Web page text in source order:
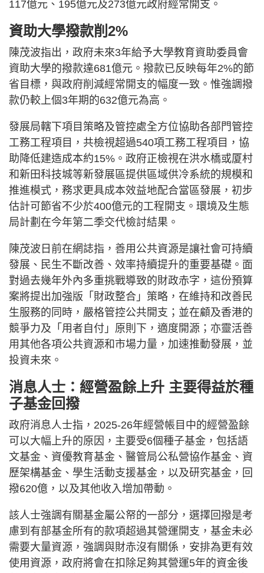
117億元、195億元及273億元政府經常開支。
資助大學撥款削2%
陳茂波指出，政府未來3年給予大學教育資助委員會
資助大學的撥款達681億元。撥款已反映每年2%的節
省目標，與政府削減經常開支的幅度一致。惟強調撥
款仍較上個3年期的632億元為高。
發展局轄下項目策略及管控處全方位協助各部門管控
工務工程項目，共檢視超過540項工務工程項目，協
助降低建造成本約15%。政府正檢視在洪水橋或厦村
和新田科技城等新發展區提供區域供冷系統的規模和
推進模式，務求更具成本效益地配合當區發展，初步
估計可節省不少於400億元的工程開支。環境及生態
局計劃在今年第二季交代檢討結果。
陳茂波日前在網誌指，善用公共資源是讓社會可持續
發展、民生不斷改善、效率持續提升的重要基礎。面
對過去幾年外內多重挑戰導致的財政赤字，這份預算
案將提出加強版「財政整合」策略，在維持和改善民
生服務的同時，嚴格管控公共開支；並在顧及香港的
競爭力及「用者自付」原則下，適度開源；亦靈活善
用其他各項公共資源和市場力量，加速推動發展，並
投資未來。
消息人士：經營盈餘上升 主要得益於種
子基金回撥
政府消息人士指，2025-26年經營帳目中的經營盈餘
可以大幅上升的原因，主要受6個種子基金，包括語
文基金、資優教育基金、醫管局公私營協作基金、資
歷架構基金、學生活動支援基金，以及研究基金，回
撥620億，以及其他收入增加帶動。
該人士強調有關基金屬公帑的一部分，選擇回撥是考
慮到有部基金所有的款項超過其營運開支，基金未必
需要大量資源，強調與財赤沒有關係，安排為更有效
使用資源，政府將會在扣除足夠其營運5年的資金後